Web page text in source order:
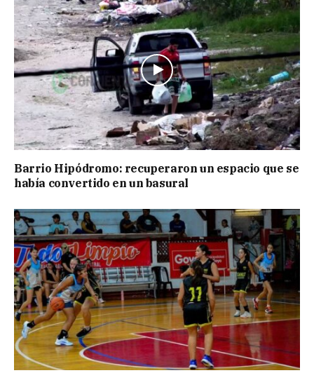
Barrio Hipódromo: recuperaron un espacio que se
había convertido en un basural